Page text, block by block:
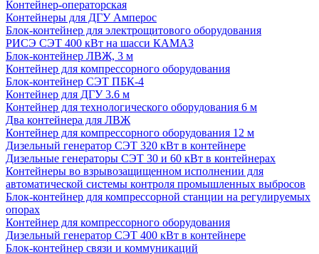
Контейнер-операторская
Контейнеры для ДГУ Амперос
Блок-контейнер для электрощитового оборудования
РИСЭ СЭТ 400 кВт на шасси КАМАЗ
Блок-контейнер ЛВЖ, 3 м
Контейнер для компрессорного оборудования
Блок-контейнер СЭТ ПБК-4
Контейнер для ДГУ 3.6 м
Контейнер для технологического оборудования 6 м
Два контейнера для ЛВЖ
Контейнер для компрессорного оборудования 12 м
Дизельный генератор СЭТ 320 кВт в контейнере
Дизельные генераторы СЭТ 30 и 60 кВт в контейнерах
Контейнеры во взрывозащищенном исполнении для
автоматической системы контроля промышленных выбросов
Блок-контейнер для компрессорной станции на регулируемых
опорах
Контейнер для компрессорного оборудования
Дизельный генератор СЭТ 400 кВт в контейнере
Блок-контейнер связи и коммуникаций